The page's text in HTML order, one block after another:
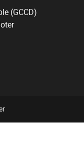
(GCCD)